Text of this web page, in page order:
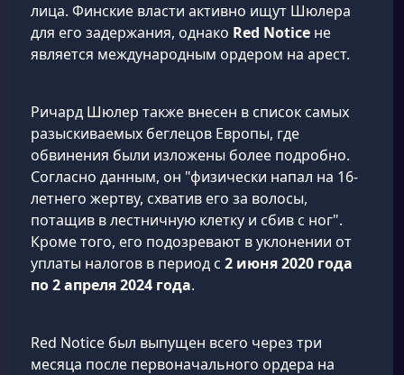
лица. Финские власти активно ищут Шюлера
для его задержания, однако Red Notice не
является международным ордером на арест.
Ричард Шюлер также внесен в список самых
разыскиваемых беглецов Европы, где
обвинения были изложены более подробно.
Согласно данным, он "физически напал на 16-
летнего жертву, схватив его за волосы,
потащив в лестничную клетку и сбив с ног".
Кроме того, его подозревают в уклонении от
уплаты налогов в период с 2 июня 2020 года
по 2 апреля 2024 года.
Red Notice был выпущен всего через три
месяца после первоначального ордера на